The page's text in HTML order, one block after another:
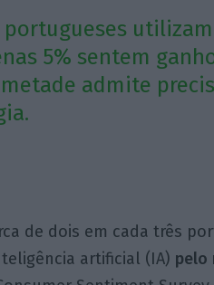
portugueses
5% sentem
admite
de dois em cada três
artificial (IA) pelo